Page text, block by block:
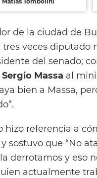
de la ciudad de
tres veces diputado
del senado;
Sergio Massa al
bien a Massa,
hizo referencia a
sostuvo que “No
derrotamos y eso
actualmente